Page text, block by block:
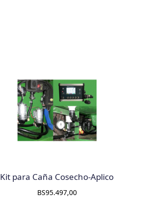
Kit para Caña Cosecho-Aplico
BS95.497,00